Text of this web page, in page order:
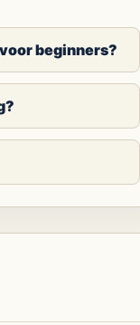
beginners?